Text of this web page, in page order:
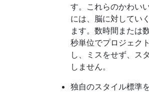
す。これらのかわい
には、脳に対してい
ます。数時間または
秒単位でプロジェク
し、ミスをせず、ス
しません。
独自のスタイル標準